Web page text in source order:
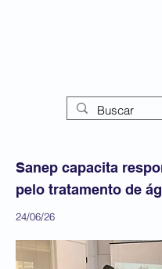
Sanep capacita
pelo tratamento de
24/06/26